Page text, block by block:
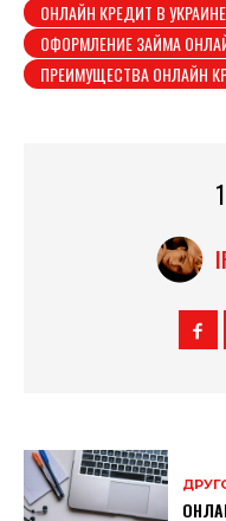
ОНЛАЙН КРЕДИТ В УКРАИНЕ
ОФОРМЛЕНИЕ ЗАЙМА
ПРЕИМУЩЕСТВА ОНЛАЙН